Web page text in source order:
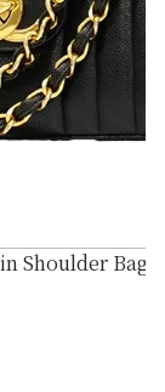
Shoulder Bag